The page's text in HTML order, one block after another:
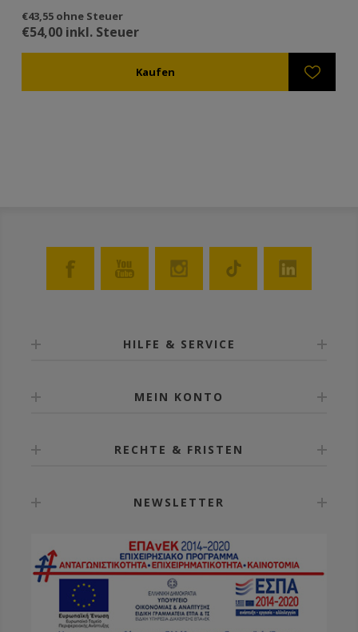
€43,55 ohne Steuer
€54,00 inkl. Steuer
HILFE & SERVICE
MEIN KONTO
RECHTE & FRISTEN
NEWSLETTER